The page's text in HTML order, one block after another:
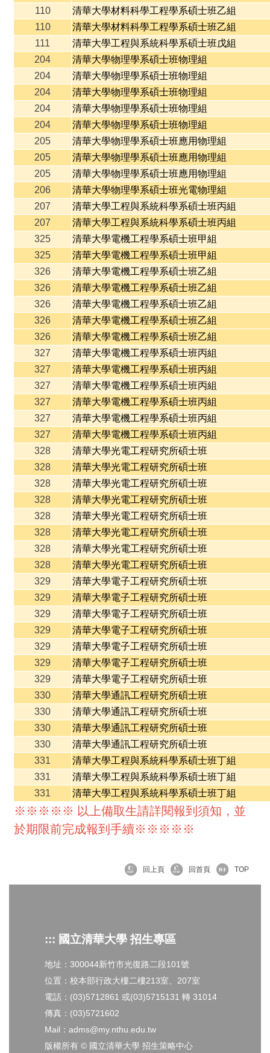
110
清華大學材料科學工程學系碩士班乙組
110
清華大學材料科學工程學系碩士班乙組
111
清華大學工程與系統科學系碩士班戊組
204
清華大學物理學系碩士班物理組
204
清華大學物理學系碩士班物理組
204
清華大學物理學系碩士班物理組
204
清華大學物理學系碩士班物理組
204
清華大學物理學系碩士班物理組
205
清華大學物理學系碩士班應用物理組
205
清華大學物理學系碩士班應用物理組
205
清華大學物理學系碩士班應用物理組
206
清華大學物理學系碩士班光電物理組
207
清華大學工程與系統科學系碩士班丙組
207
清華大學工程與系統科學系碩士班丙組
325
清華大學電機工程學系碩士班甲組
325
清華大學電機工程學系碩士班甲組
326
清華大學電機工程學系碩士班乙組
326
清華大學電機工程學系碩士班乙組
326
清華大學電機工程學系碩士班乙組
326
清華大學電機工程學系碩士班乙組
326
清華大學電機工程學系碩士班乙組
327
清華大學電機工程學系碩士班丙組
327
清華大學電機工程學系碩士班丙組
327
清華大學電機工程學系碩士班丙組
327
清華大學電機工程學系碩士班丙組
327
清華大學電機工程學系碩士班丙組
327
清華大學電機工程學系碩士班丙組
328
清華大學光電工程研究所碩士班
328
清華大學光電工程研究所碩士班
328
清華大學光電工程研究所碩士班
328
清華大學光電工程研究所碩士班
328
清華大學光電工程研究所碩士班
328
清華大學光電工程研究所碩士班
328
清華大學光電工程研究所碩士班
328
清華大學光電工程研究所碩士班
329
清華大學電子工程研究所碩士班
329
清華大學電子工程研究所碩士班
329
清華大學電子工程研究所碩士班
329
清華大學電子工程研究所碩士班
329
清華大學電子工程研究所碩士班
329
清華大學電子工程研究所碩士班
329
清華大學電子工程研究所碩士班
330
清華大學通訊工程研究所碩士班
330
清華大學通訊工程研究所碩士班
330
清華大學通訊工程研究所碩士班
330
清華大學通訊工程研究所碩士班
331
清華大學工程與系統科學系碩士班丁組
331
清華大學工程與系統科學系碩士班丁組
331
清華大學工程與系統科學系碩士班丁組
※※※※※ 以上備取生請詳閱報到須知，並
於期限前完成報到手續※※※※※
回上頁 回首頁 TOP
::: 國立清華大學 招生專區
地址：300044新竹市光復路二段101號
位置：校本部行政大樓二樓213室、207室
電話：(03)5712861 或(03)5715131 轉 31014
傳真：(03)5721602
Mail：adms@my.nthu.edu.tw
版權所有 © 國立清華大學 招生策略中心